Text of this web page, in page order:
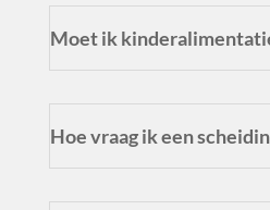
Moet ik
Hoe vraag ik een